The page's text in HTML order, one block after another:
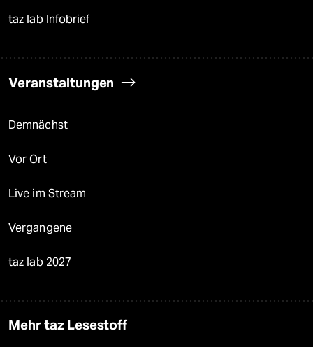
taz lab Infobrief
Veranstaltungen
Demnächst
Vor Ort
Live im Stream
Vergangene
taz lab 2027
Mehr taz Lesestoff